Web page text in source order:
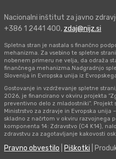
Nacionalni inštitut za javno
+386 1 2441 400, zdaj@nijz.si
Spletna stran je nastala s finančno
mehanizma. Za vsebino te spletne
nobenem primeru ne velja, da odraža
finančnega mehanizma.Nadgradnjo
Slovenija in Evropska unija iz
Gostovanje in vzdrževanje spletne
2026, je financirano v okviru projekta
preventivno delo z mladostniki”.
Ministrstvo za zdravje in Evropska unija
skladno z načrtom v okviru razvojnega
komponenta 14: Zdravstvo (C4 K14),
zdravstvu za zagotavljanje kakovosti
Pravno obvestilo Piškotki |